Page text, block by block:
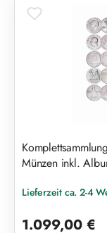
Münzen inkl.
Lieferzeit ca. 2-4
1.099,00 €